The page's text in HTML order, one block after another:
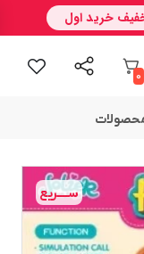
0
ســــریع